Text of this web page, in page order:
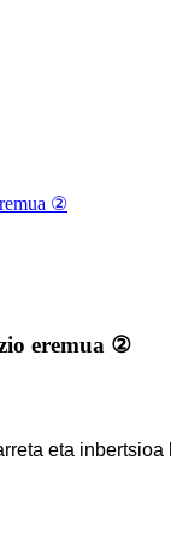
②
eremua ②
eta